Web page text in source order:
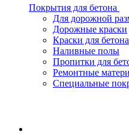
Покрытия для бетона
Для дорожной
Дорожные краски
Краски для бетона
Наливные полы
Пропитки для
Ремонтные
Специальные